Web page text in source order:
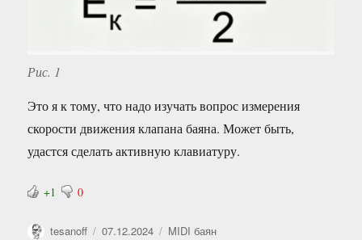
Рис. 1
Это я к тому, что надо изучать вопрос измерения
скорости движения клапана баяна. Может быть,
удастся сделать активную клавиатуру.
+1 0
Автор
tesanoff Опубликовано
07.12.2024 Рубрики
MIDI баян